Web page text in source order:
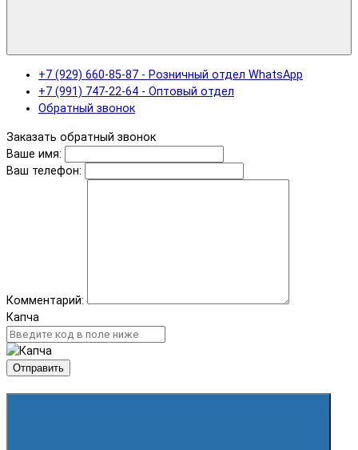
+7 (929) 660-85-87 - Розничный отдел WhatsApp
+7 (991) 747-22-64 - Оптовый отдел
Обратный звонок
Заказать обратный звонок
Ваше имя:
Ваш телефон:
Комментарий:
Капча
Отправить